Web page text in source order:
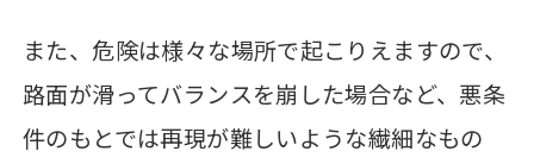
また、危険は様々な場所で起こりえますので、
路面が滑ってバランスを崩した場合など、悪条
件のもとでは再現が難しいような繊細なもの